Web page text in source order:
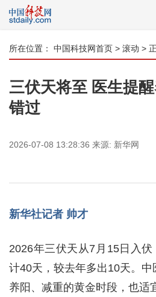
所在位置： 中国科技网首页 > 滚动 >
三伏天将至 医生提
错过
2026-07-08 13:28:36 来源: 新华网
新华社记者 帅才
2026年三伏天从7月15日入
计40天，较去年多出10天。
养阳、减重的黄金时段，也适